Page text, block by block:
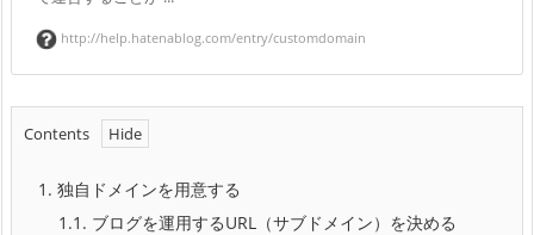
http://help.hatenablog.com/entry/customdomain
Contents
1. 独自ドメインを用意する
1.1. ブログを運用するURL（サブドメイン）を決める